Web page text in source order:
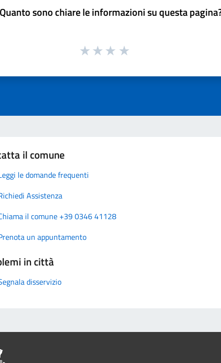
Quanto sono chiare le informazioni su questa
il comune
le domande frequenti
Assistenza
il comune +39 0346 41128
un appuntamento
in città
disservizio